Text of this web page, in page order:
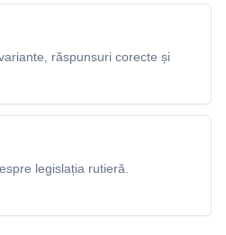
răspunsuri corecte și
legislația rutieră.